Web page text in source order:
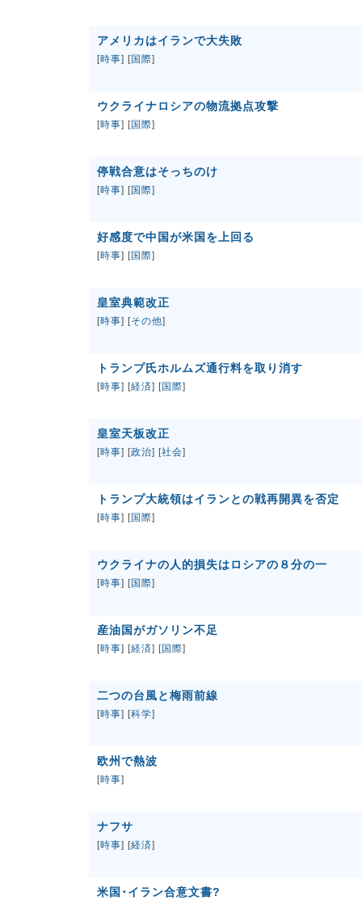
アメリカはイランで大失敗
[時事] [国際]
ウクライナロシアの物流拠点攻撃
[時事] [国際]
停戦合意はそっちのけ
[時事] [国際]
好感度で中国が米国を上回る
[時事] [国際]
皇室典範改正
[時事] [その他]
トランプ氏ホルムズ通行料を取り消す
[時事] [経済] [国際]
皇室天板改正
[時事] [政治] [社会]
トランプ大統領はイランとの戦再開異を否定
[時事] [国際]
ウクライナの人的損失はロシアの８分の一
[時事] [国際]
産油国がガソリン不足
[時事] [経済] [国際]
二つの台風と梅雨前線
[時事] [科学]
欧州で熱波
[時事]
ナフサ
[時事] [経済]
米国･イラン合意文書?